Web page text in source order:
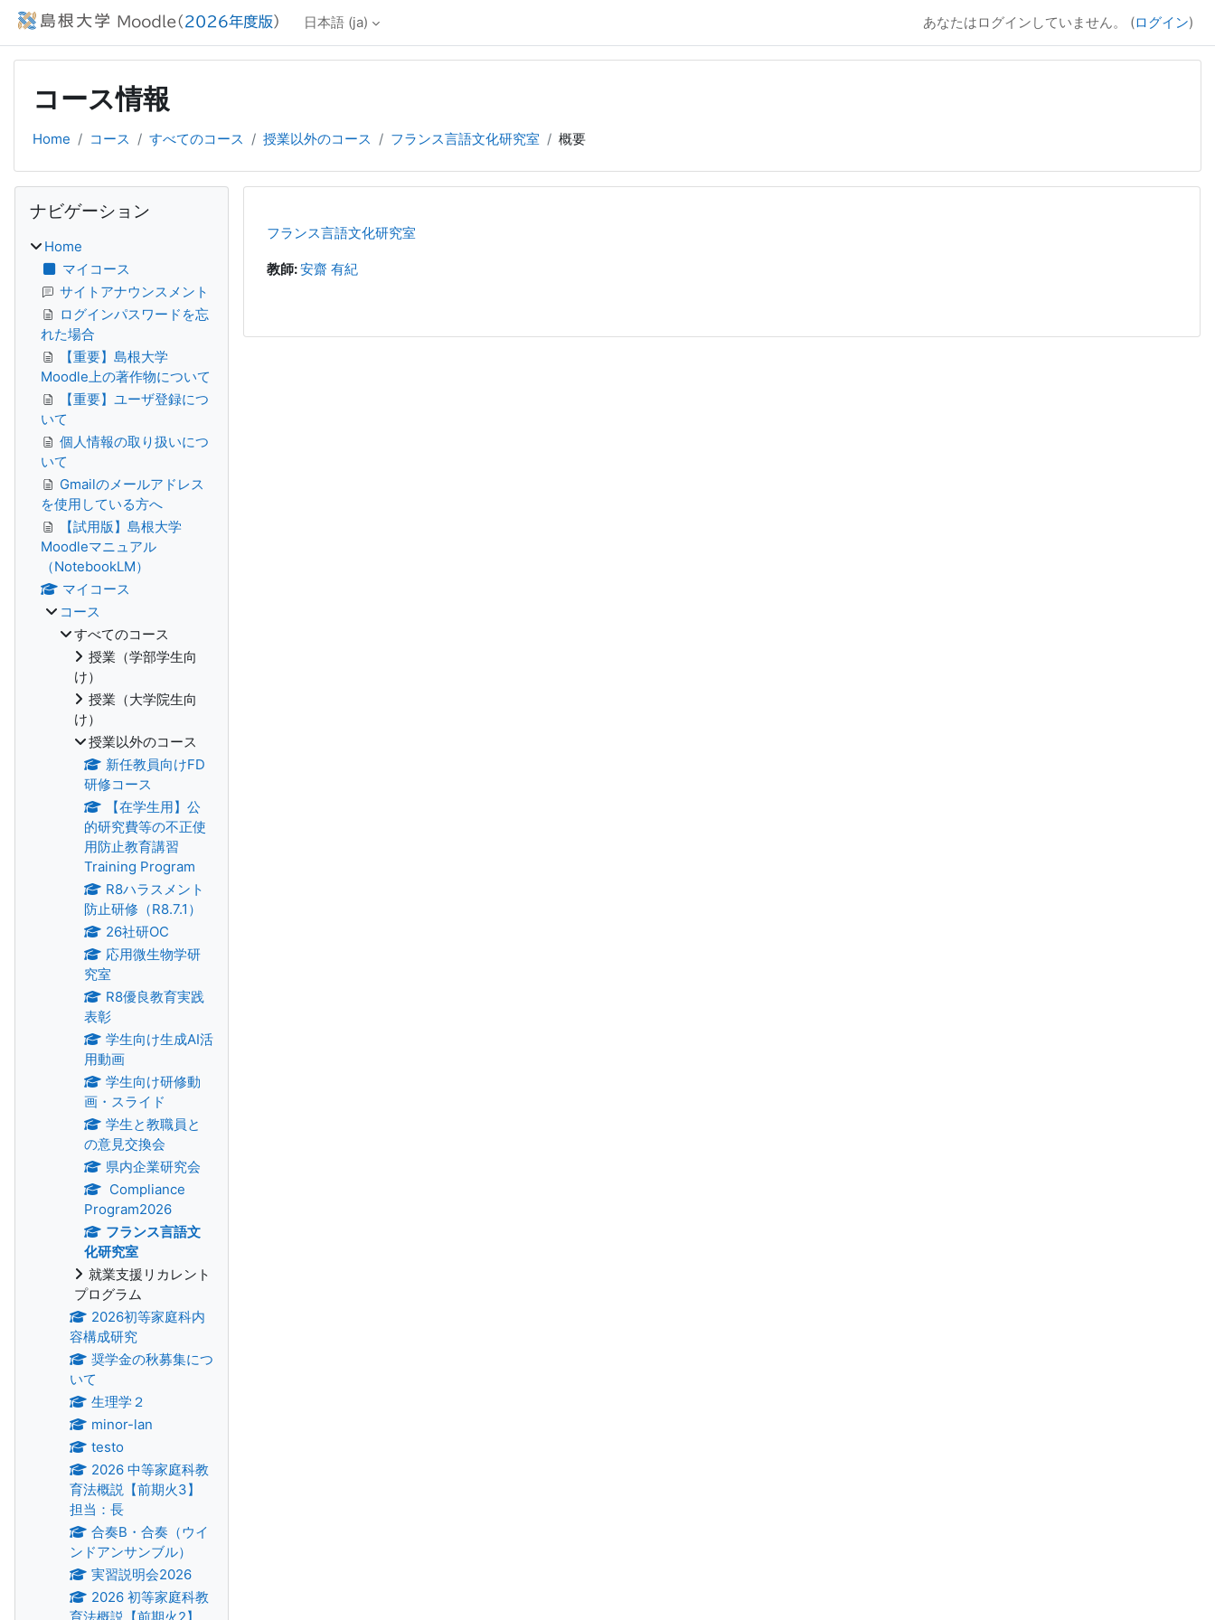
メインコンテンツへスキップする
日本語 ‎(ja)‎ あなたはログインしていません。 (ログイン)
コース情報
Home コース すべてのコース 授業以外のコース フランス言語文化研究室 概要
フランス言語文化研究室
教師:安齋 有紀
ブロック
ナビゲーション
Home
マイコース
サイトアナウンスメント
ログインパスワードを忘
れた場合
【重要】島根大学
Moodle上の著作物について
【重要】ユーザ登録につ
いて
個人情報の取り扱いにつ
いて
Gmailのメールアドレス
を使用している方へ
【試用版】島根大学
Moodleマニュアル
（NotebookLM）
マイコース
コース
すべてのコース
授業（学部学生向
け）
授業（大学院生向
け）
授業以外のコース
新任教員向けFD
研修コース
【在学生用】公
的研究費等の不正使
用防止教育講習
Training Program
R8ハラスメント
防止研修（R8.7.1）
26社研OC
応用微生物学研
究室
R8優良教育実践
表彰
学生向け生成AI活
用動画
学生向け研修動
画・スライド
学生と教職員と
の意見交換会
県内企業研究会
Compliance
Program2026
フランス言語文
化研究室
就業支援リカレント
プログラム
2026初等家庭科内
容構成研究
奨学金の秋募集につ
いて
生理学２
minor-lan
testo
2026 中等家庭科教
育法概説【前期火3】
担当：長
合奏B・合奏（ウイ
ンドアンサンブル）
実習説明会2026
2026 初等家庭科教